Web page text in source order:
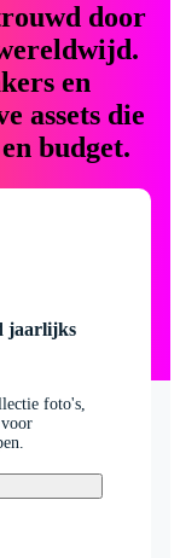
door
en
assets die
budget.
jaarlijks
foto's,